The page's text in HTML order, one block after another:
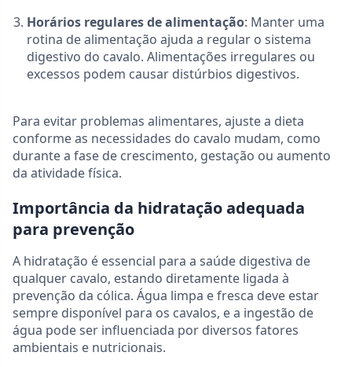
Horários regulares de alimentação: Manter uma
rotina de alimentação ajuda a regular o sistema
digestivo do cavalo. Alimentações irregulares ou
excessos podem causar distúrbios digestivos.
Para evitar problemas alimentares, ajuste a dieta
conforme as necessidades do cavalo mudam, como
durante a fase de crescimento, gestação ou aumento
da atividade física.
Importância da hidratação adequada
para prevenção
A hidratação é essencial para a saúde digestiva de
qualquer cavalo, estando diretamente ligada à
prevenção da cólica. Água limpa e fresca deve estar
sempre disponível para os cavalos, e a ingestão de
água pode ser influenciada por diversos fatores
ambientais e nutricionais.